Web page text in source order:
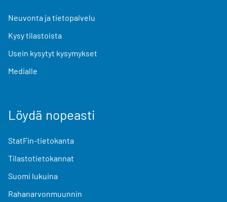
Neuvonta ja tietopalvelu
Kysy tilastoista
Usein kysytyt kysymykset
Medialle
Löydä nopeasti
StatFin-tietokanta
Tilastotietokannat
Suomi lukuina
Rahanarvonmuunnin